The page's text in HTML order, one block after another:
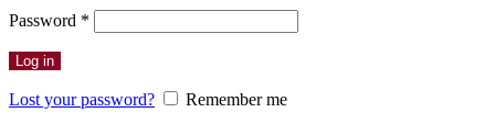
Password *
Log in
Lost your password? Remember me